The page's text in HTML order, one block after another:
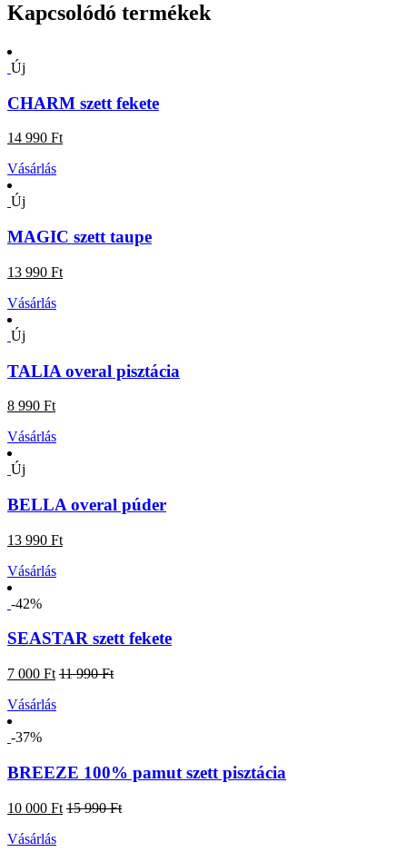
Kapcsolódó termékek
Új
CHARM szett fekete
14 990 Ft
Vásárlás
Új
MAGIC szett taupe
13 990 Ft
Vásárlás
Új
TALIA overal pisztácia
8 990 Ft
Vásárlás
Új
BELLA overal púder
13 990 Ft
Vásárlás
-42%
SEASTAR szett fekete
7 000 Ft 11 990 Ft
Vásárlás
-37%
BREEZE 100% pamut szett pisztácia
10 000 Ft 15 990 Ft
Vásárlás